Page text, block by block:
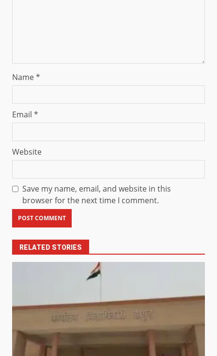
Name*
Email *
Website
Save my name, email, and website in this
browser for the next time I comment.
RELATED STORIES